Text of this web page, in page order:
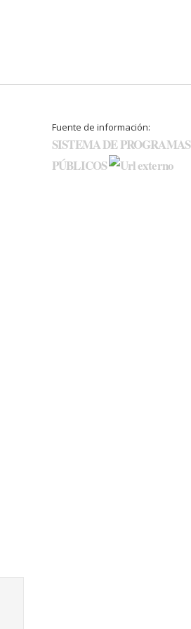
Fuente de información:
SISTEMA DE PROGRAMAS
PÚBLICOS